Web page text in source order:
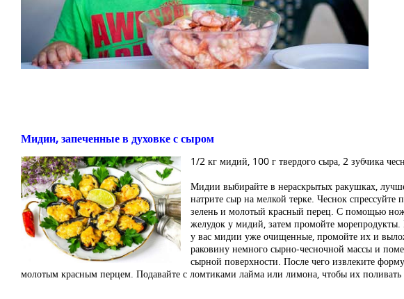
Мидии, запеченные в духовке с сыром
1/2 кг мидий, 100 г твердого сыра, 2 зубчика
Мидии выбирайте в нераскрытых ракушках,
натрите сыр на мелкой терке. Чеснок
зелень и молотый красный перец. С помощью
желудок у мидий, затем промойте
у вас мидии уже очищенные, промойте их и
раковину немного сырно-чесночной массы и
сырной поверхности. После чего извлеките
молотым красным перцем. Подавайте с ломтиками лайма или лимона, чтобы их